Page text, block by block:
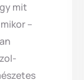
mit
–